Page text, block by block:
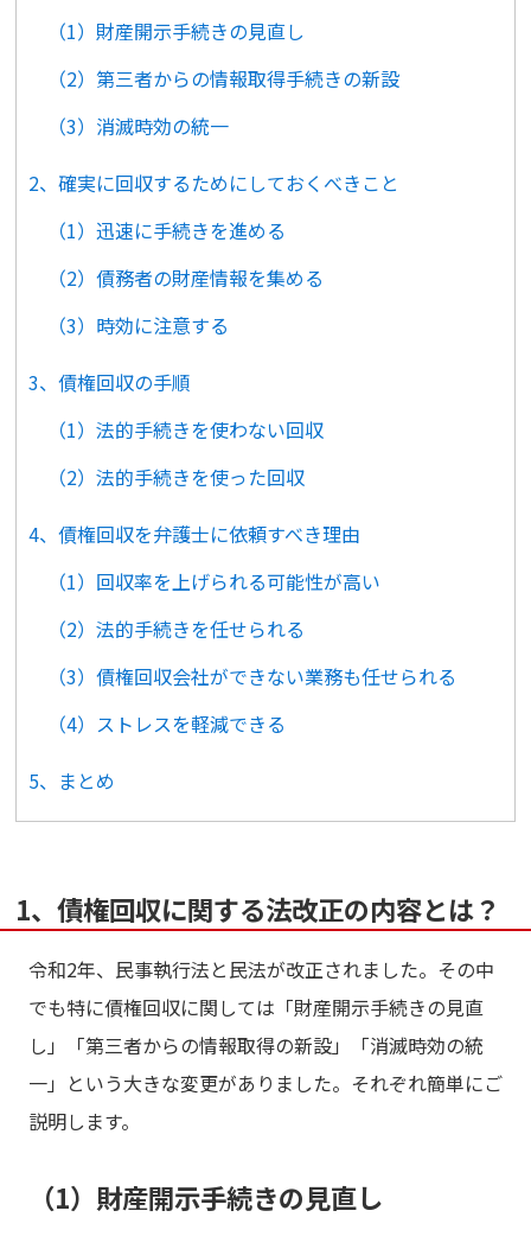
（1）財産開示手続きの見直し
（2）第三者からの情報取得手続きの新設
（3）消滅時効の統一
2、確実に回収するためにしておくべきこと
（1）迅速に手続きを進める
（2）債務者の財産情報を集める
（3）時効に注意する
3、債権回収の手順
（1）法的手続きを使わない回収
（2）法的手続きを使った回収
4、債権回収を弁護士に依頼すべき理由
（1）回収率を上げられる可能性が高い
（2）法的手続きを任せられる
（3）債権回収会社ができない業務も任せられる
（4）ストレスを軽減できる
5、まとめ
1、債権回収に関する法改正の内容とは？
令和2年、民事執行法と民法が改正されました。その中
でも特に債権回収に関しては「財産開示手続きの見直
し」「第三者からの情報取得の新設」「消滅時効の統
一」という大きな変更がありました。それぞれ簡単にご
説明します。
（1）財産開示手続きの見直し